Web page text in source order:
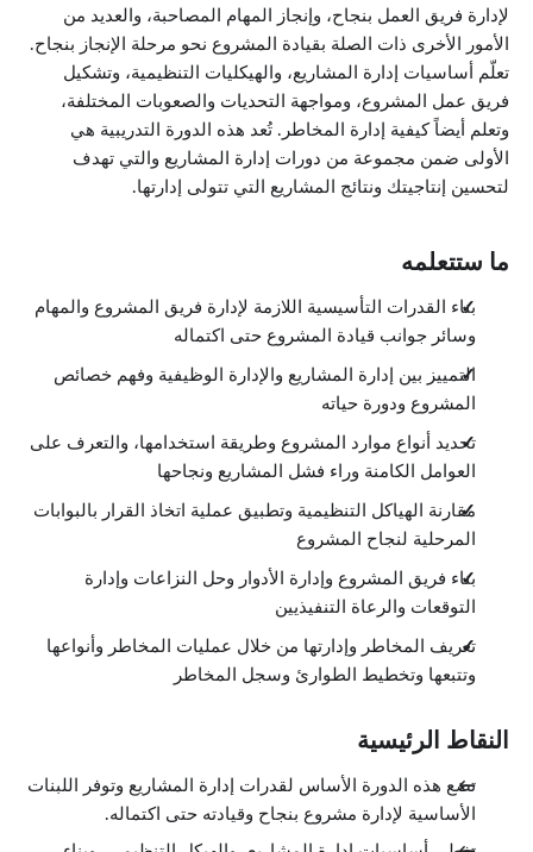
تعريف المخاطر: إدارة المخاطر وإجراءات مواجهة المخاطر
أنواع المخاطر وكيفية تعقبها
4:51
التخطيط للمخاطر المحتملة وحل المشاكل
2:20
خطوات للنجاح: إنشاء سجل المخاطر
0:39
لإدارة فريق العمل بنجاح، وإنجاز المهام المصاحبة، والعديد من
الأمور الأخرى ذات الصلة بقيادة المشروع نحو مرحلة الإنجاز بنجاح.
تعلّم أساسيات إدارة المشاريع، والهيكليات التنظيمية، وتشكيل
فريق عمل المشروع، ومواجهة التحديات والصعوبات المختلفة،
وتعلم أيضاً كيفية إدارة المخاطر. تُعد هذه الدورة التدريبية هي
الأولى ضمن مجموعة من دورات إدارة المشاريع والتي تهدف
لتحسين إنتاجيتك ونتائج المشاريع التي تتولى إدارتها.
ما ستتعلمه
بناء القدرات التأسيسية اللازمة لإدارة فريق المشروع والمهام
وسائر جوانب قيادة المشروع حتى اكتماله
التمييز بين إدارة المشاريع والإدارة الوظيفية وفهم خصائص
المشروع ودورة حياته
تحديد أنواع موارد المشروع وطريقة استخدامها، والتعرف على
العوامل الكامنة وراء فشل المشاريع ونجاحها
مقارنة الهياكل التنظيمية وتطبيق عملية اتخاذ القرار بالبوابات
المرحلية لنجاح المشروع
بناء فريق المشروع وإدارة الأدوار وحل النزاعات وإدارة
التوقعات والرعاة التنفيذيين
تعريف المخاطر وإدارتها من خلال عمليات المخاطر وأنواعها
وتتبعها وتخطيط الطوارئ وسجل المخاطر
النقاط الرئيسية
تضع هذه الدورة الأساس لقدرات إدارة المشاريع وتوفر اللبنات
الأساسية لإدارة مشروع بنجاح وقيادته حتى اكتماله.